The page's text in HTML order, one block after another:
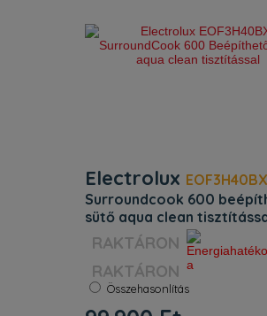
Electrolux EOF3H40BX
surroundcook 600 beépíthető
sütő aqua clean
Szín: Inox
Kihúzható sütősín: Nem
Öntisztítás: Nincs
Energiaosztály:
A
Űrtartalom: 65 l
RAKTÁRON
Összehasonlítás